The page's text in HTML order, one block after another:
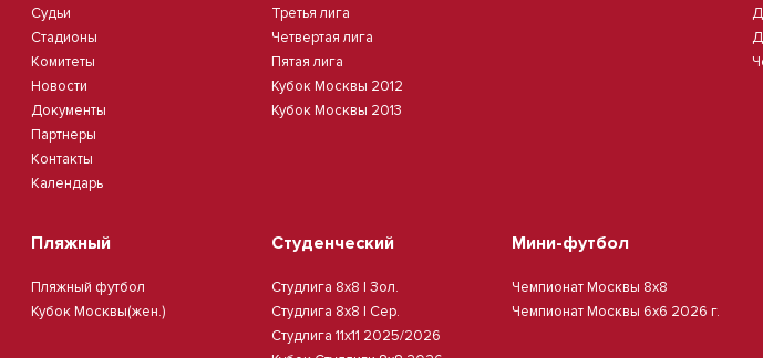
Судьи
Стадионы
Комитеты
Новости
Документы
Партнеры
Контакты
Календарь
Третья лига
Четвертая лига
Пятая лига
Кубок Москвы 2012
Кубок Москвы 2013
Пляжный
Пляжный футбол
Кубок Москвы(жен.)
Студенческий
Студлига 8х8 | Зол.
Студлига 8х8 | Сер.
Студлига 11х11 2025/2026
Мини-футбол
Чемпионат Москвы 8х8
Чемпионат Москвы 6х6 2026 г.